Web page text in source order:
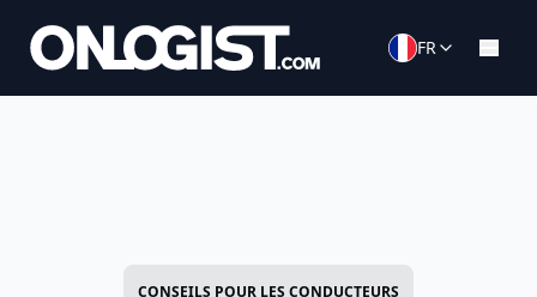
FR
CONSEILS POUR LES CONDUCTEURS